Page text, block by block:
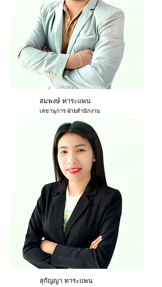
สมพงษ์ ทาระแพน
เลขานุการ ฝ่ายสำนักงาน
สุกัญญา ทาระแพน